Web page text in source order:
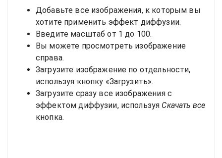
Добавьте все изображения, к которым вы
хотите применить эффект диффузии.
Введите масштаб от 1 до 100.
Вы можете просмотреть изображение
справа.
Загрузите изображение по отдельности,
используя кнопку «Загрузить».
Загрузите сразу все изображения с
эффектом диффузии, используя Скачать все
кнопка.